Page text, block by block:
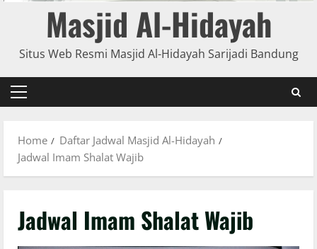
Masjid Al-Hidayah
Situs Web Resmi Masjid Al-Hidayah Sarijadi Bandung
Home
Daftar Jadwal Masjid Al-Hidayah
Jadwal Imam Shalat Wajib
Jadwal Imam Shalat Wajib